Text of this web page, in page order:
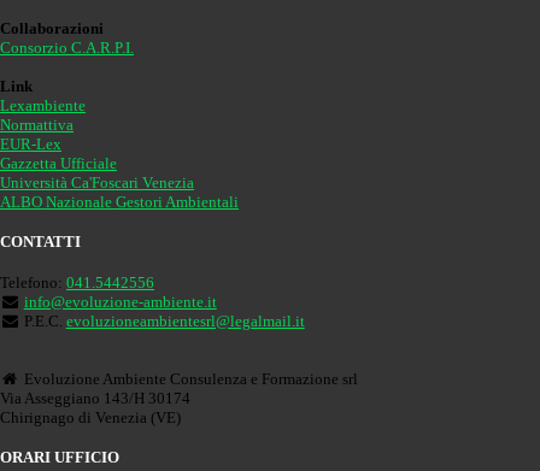
Collaborazioni
Consorzio C.A.R.P.I.
Link
Lexambiente
Normattiva
EUR-Lex
Gazzetta Ufficiale
Università Ca'Foscari Venezia
ALBO Nazionale Gestori Ambientali
CONTATTI
Telefono: 041.5442556
info@evoluzione-ambiente.it
P.E.C. evoluzioneambientesrl@legalmail.it
Evoluzione Ambiente Consulenza e Formazione srl
Via Asseggiano 143/H 30174
Chirignago di Venezia (VE)
ORARI UFFICIO